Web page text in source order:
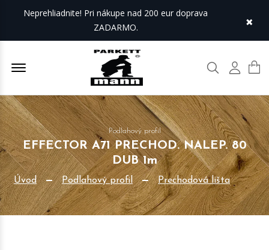
Neprehliadnite! Pri nákupe nad 200 eur doprava
ZADARMO.
×
Offcanvas Menu Open Hľadať Môj
Podlahový profil
EFFECTOR A71 PRECHOD. NALEP. 80
DUB 1m
Úvod Podlahový profil Prechodová lišta